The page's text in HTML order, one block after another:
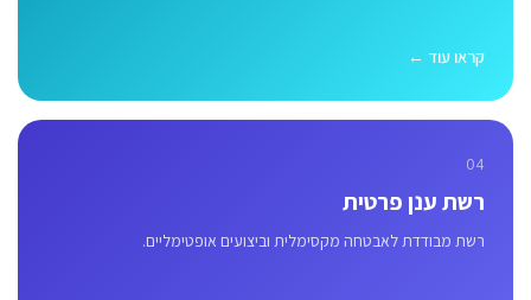
קראו עוד ←
04
רשת ענן פרטית
רשת מבודדת לאבטחה מקסימלית וביצועים אופטימליים.